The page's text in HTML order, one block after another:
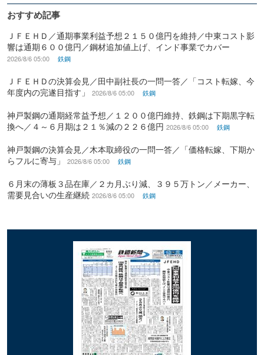
おすすめ記事
ＪＦＥＨＤ／通期事業利益予想２１５０億円を維持／中東コスト影
響は通期６００億円／鋼材追加値上げ、インド事業でカバー
2026/8/6 05:00 鉄鋼
ＪＦＥＨＤの決算会見／田中副社長の一問一答／「コスト転嫁、今
年度内の完遂目指す」
2026/8/6 05:00 鉄鋼
神戸製鋼の通期経常益予想／１２００億円維持、鉄鋼は下期黒字転
換へ／４～６月期は２１％減の２２６億円 2026/8/6 05:00 鉄鋼
神戸製鋼の決算会見／木本取締役の一問一答／「価格転嫁、下期か
らフルに寄与」
2026/8/6 05:00 鉄鋼
６月末の薄板３品在庫／２カ月ぶり減、３９５万トン／メーカー、
需要見合いの生産継続 2026/8/6 05:00 鉄鋼